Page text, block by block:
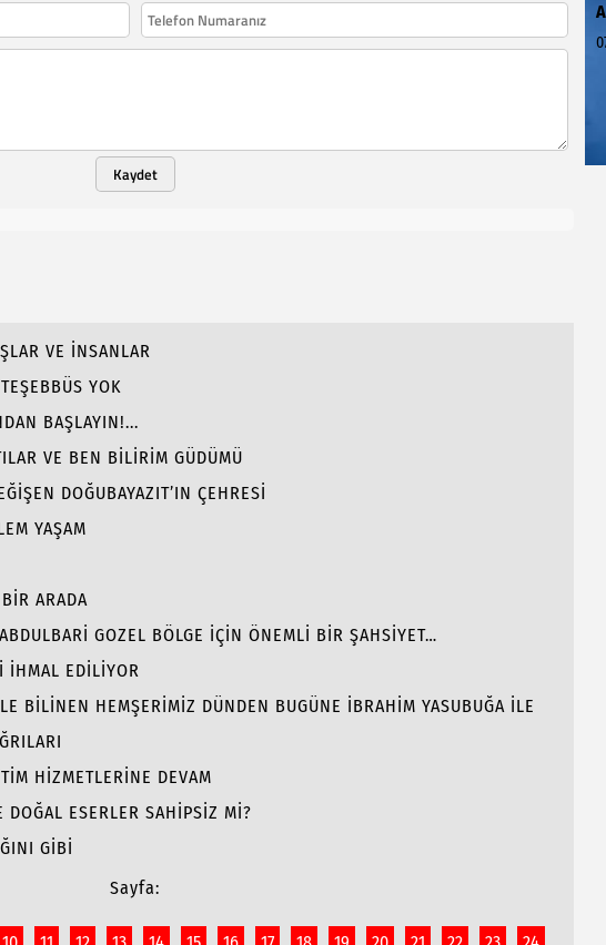
Kaydet
VE İNSANLAR
YOK
BAŞLAYIN!...
VE BEN BİLİRİM GÜDÜMÜ
DOĞUBAYAZIT’IN ÇEHRESİ
YAŞAM
ARADA
GOZEL BÖLGE İÇİN ÖNEMLİ BİR ŞAHSİYET…
İHMAL EDİLİYOR
BİLİNEN HEMŞERİMİZ DÜNDEN BUGÜNE İBRAHİM YASUBUĞA İLE
HİZMETLERİNE DEVAM
DOĞAL ESERLER SAHİPSİZ Mİ?
GİBİ
Sayfa: